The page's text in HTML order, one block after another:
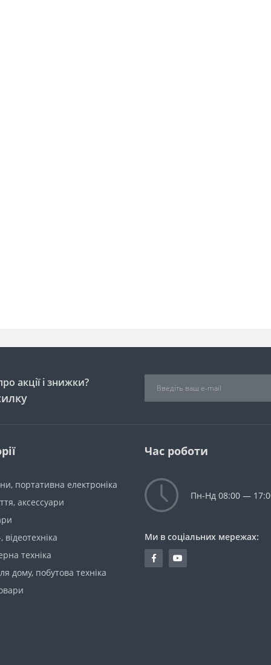
акції і знижки?
портативна електроніка
аксессуари
відеотехніка
техніка
дому, побутова техніка
Час роботи
Пн-Нд 08:00 —
Ми в соціальних мережах: